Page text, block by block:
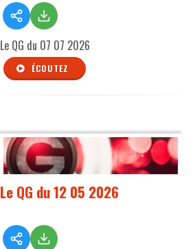
Le QG du 07 07 2026
ÉCOUTEZ
Le QG du 12 05 2026